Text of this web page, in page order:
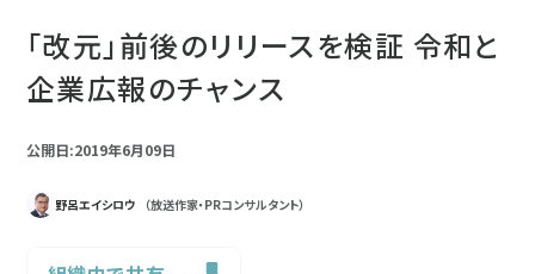
「改元」前後のリリースを検証 令和と
企業広報のチャンス
公開日:2019年6月09日
野呂エイシロウ （放送作家・PRコンサルタント）